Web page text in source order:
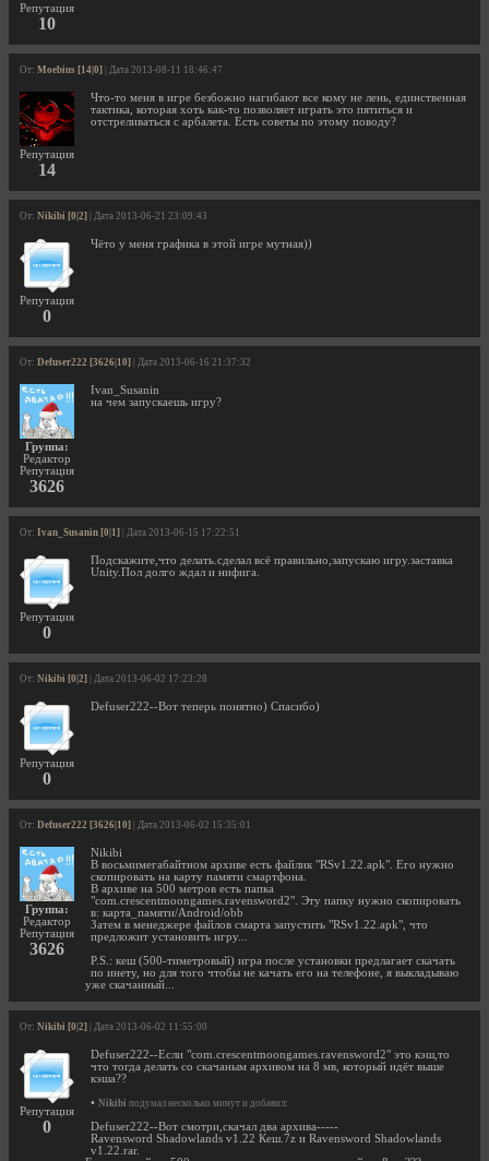
Репутация
10
От: Moebius [14|0] | Дата 2013-08-11 18:46:47
Репутация
14
Что-то меня в игре безбожно нагибают все кому не лень, единственная
тактика, которая хоть как-то позволяет играть это пятиться и
отстреливаться с арбалета. Есть советы по этому поводу?
От: Nikibi [0|2] | Дата 2013-06-21 23:09:43
Репутация
0
Чёто у меня графика в этой игре мутная))
От: Defuser222 [3626|10] | Дата 2013-06-16 21:37:32
Группа:
Редактор
Репутация
3626
Ivan_Susanin
на чем запускаешь игру?
От: Ivan_Susanin [0|1] | Дата 2013-06-15 17:22:51
Репутация
0
Подскажите,что делать.сделал всё правильно,запускаю игру.заставка
Unity.Пол долго ждал и нифига.
От: Nikibi [0|2] | Дата 2013-06-02 17:23:28
Репутация
0
Defuser222--Вот теперь понятно) Спасибо)
От: Defuser222 [3626|10] | Дата 2013-06-02 15:35:01
Группа:
Редактор
Репутация
3626
Nikibi
В восьмимегабайтном архиве есть файлик "RSv1.22.apk". Его нужно
скопировать на карту памяти смартфона.
В архиве на 500 метров есть папка
"com.crescentmoongames.ravensword2". Эту папку нужно скопировать
в: карта_памяти/Android/obb
Затем в менеджере файлов смарта запустить "RSv1.22.apk", что
предложит установить игру...
P.S.: кеш (500-тиметровый) игра после установки предлагает скачать
по инету, но для того чтобы не качать его на телефоне, я выкладываю
уже скачанный...
От: Nikibi [0|2] | Дата 2013-06-02 11:55:00
Репутация
0
Defuser222--Если "com.crescentmoongames.ravensword2" это кэш,то
что тогда делать со скачаным архивом на 8 мв, который идёт выше
кэша??
• Nikibi подумал несколько минут и добавил:
Defuser222--Вот смотри,скачал два архива-----
Ravensword Shadowlands v1.22 Кеш.7z и Ravensword Shadowlands
v1.22.rar.